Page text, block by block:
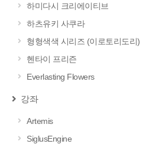
하미다시 크리에이티브
하츠유키 사쿠라
형형색색 시리즈 (이로토리도리)
헨타이 프리즌
Everlasting Flowers
강좌
Artemis
SiglusEngine